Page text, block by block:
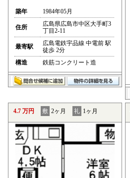
築年 1984年05月
住所
広島県広島市中区大手町3
丁目2-11
最寄駅
広島電鉄宇品線 中電前 駅
徒歩 2分
構造
鉄筋コンクリート造
4.7 万円 敷 2ヶ月 礼 1ヶ月